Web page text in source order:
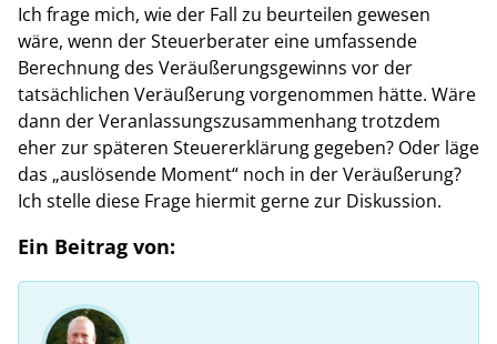
Ich frage mich, wie der Fall zu beurteilen gewesen
wäre, wenn der Steuerberater eine umfassende
Berechnung des Veräußerungsgewinns vor der
tatsächlichen Veräußerung vorgenommen hätte. Wäre
dann der Veranlassungszusammenhang trotzdem
eher zur späteren Steuererklärung gegeben? Oder läge
das „auslösende Moment“ noch in der Veräußerung?
Ich stelle diese Frage hiermit gerne zur Diskussion.
Ein Beitrag von: